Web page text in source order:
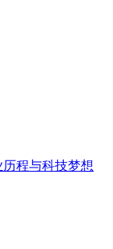
程与科技梦想